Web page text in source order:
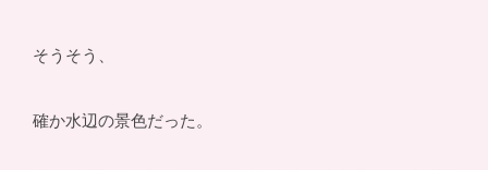
そうそう、
確か水辺の景色だった。